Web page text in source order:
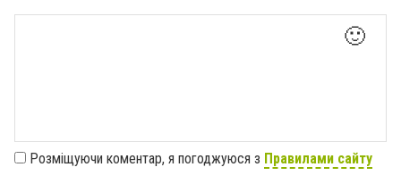
🙂
Розміщуючи коментар, я погоджуюся з Правилами сайту